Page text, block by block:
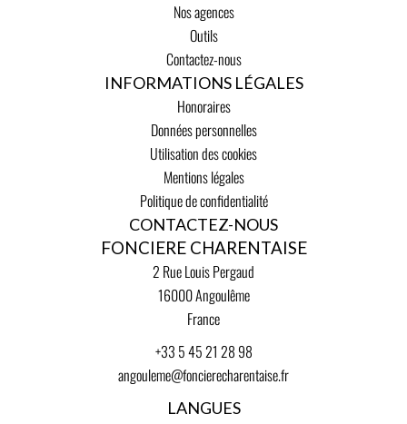
Nos agences
Outils
Contactez-nous
INFORMATIONS LÉGALES
Honoraires
Données personnelles
Utilisation des cookies
Mentions légales
Politique de confidentialité
CONTACTEZ-NOUS
FONCIERE CHARENTAISE
2 Rue Louis Pergaud
16000Angoulême
France
+33 5 45 21 28 98
angouleme@foncierecharentaise.fr
LANGUES